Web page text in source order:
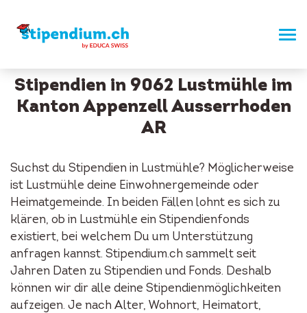
Stipendien in 9062 Lustmühle im
Kanton Appenzell Ausserrhoden
AR
Suchst du Stipendien in Lustmühle? Möglicherweise
ist Lustmühle deine Einwohnergemeinde oder
Heimatgemeinde. In beiden Fällen lohnt es sich zu
klären, ob in Lustmühle ein Stipendienfonds
existiert, bei welchem Du um Unterstützung
anfragen kannst. Stipendium.ch sammelt seit
Jahren Daten zu Stipendien und Fonds. Deshalb
können wir dir alle deine Stipendienmöglichkeiten
aufzeigen. Je nach Alter, Wohnort, Heimatort,